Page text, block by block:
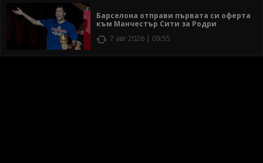
Барселона отправи първата си оферта
към Манчестър Сити за Родри
7 авг 2026 | 09:55